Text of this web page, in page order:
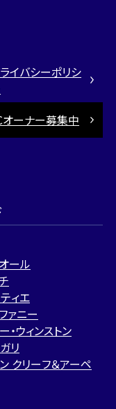
イバシーポリシ
オーナー募集中
ール
ィエ
ァニー
・ウィンストン
リ
クリーフ＆アーペ